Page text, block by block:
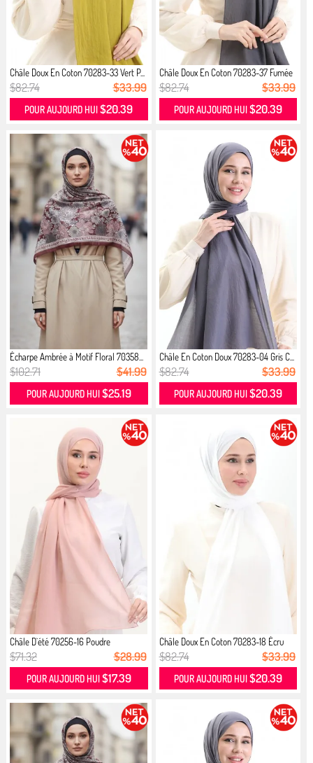
Châle Doux En Coton 70283-33 Vert P...
$82.74 $33.99
POUR AUJOURD HUI$20.39
Châle Doux En Coton 70283-37 Fumée
$82.74 $33.99
POUR AUJOURD HUI $20.39
Écharpe Ambrée à Motif Floral 70358...
$102.71 $41.99
POUR AUJOURD HUI $25.19
Châle En Coton Doux 70283-04 Gris C...
$82.74 $33.99
POUR AUJOURD HUI $20.39
Châle D`été 70256-16 Poudre
$71.32 $28.99
POUR AUJOURD HUI $17.39
Châle Doux En Coton 70283-18 Écru
$82.74 $33.99
POUR AUJOURD HUI $20.39